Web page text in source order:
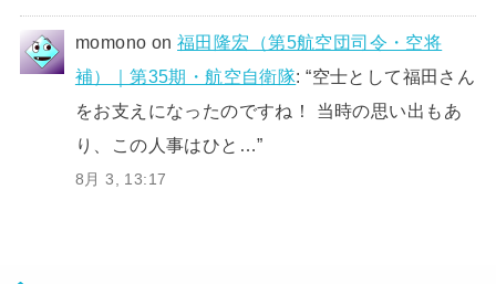
momono on福田隆宏（第5航空団司令・空将
補）｜第35期・航空自衛隊: “空士として福田さん
をお支えになったのですね！ 当時の思い出もあ
り、この人事はひと…”
8月 3, 13:17